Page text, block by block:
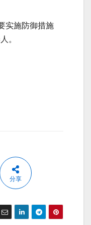
实施防御措施
。
分享